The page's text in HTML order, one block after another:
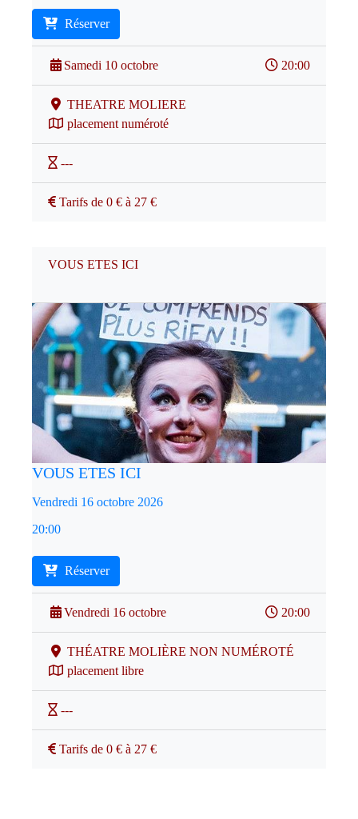
Réserver
Samedi 10 octobre 20:00
THEATRE MOLIERE
placement numéroté
---
Tarifs de 0 € à 27 €
VOUS ETES ICI
VOUS ETES ICI
Vendredi 16 octobre 2026
20:00
Réserver
Vendredi 16 octobre 20:00
THÉATRE MOLIÈRE NON NUMÉROTÉ
placement libre
---
Tarifs de 0 € à 27 €